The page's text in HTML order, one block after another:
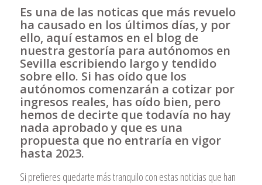
Es una de las noticas que más revuelo
ha causado en los últimos días, y por
ello, aquí estamos en el blog de
nuestra gestoría para autónomos en
Sevilla escribiendo largo y tendido
sobre ello. Si has oído que los
autónomos comenzarán a cotizar por
ingresos reales, has oído bien, pero
hemos de decirte que todavía no hay
nada aprobado y que es una
propuesta que no entraría en vigor
hasta 2023.
Si prefieres quedarte más tranquilo con estas noticias que han